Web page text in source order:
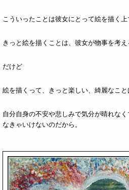
こういったことは彼女にとって絵を描く上
きっと絵を描くことは、彼女が物事を考え
だけど
絵を描くって、きっと楽しい、綺麗なこと
自分自身の不安や悲しみで気分が晴れな
なきゃいけないのだから。